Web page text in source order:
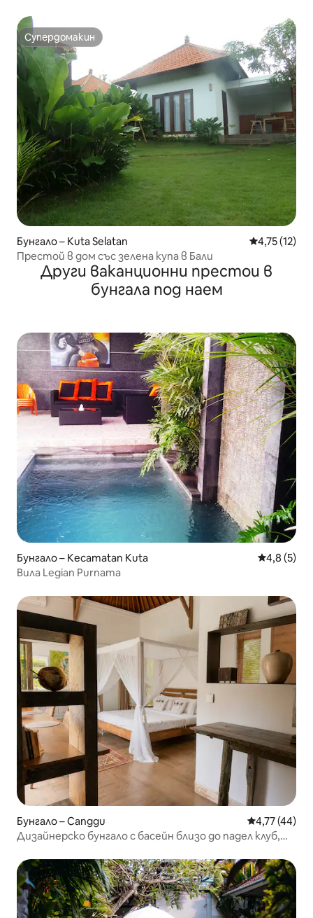
Супердомакин
Супердомакин
Бунгало – Kuta Selatan Средна
4,75 (12)
Престой в дом със зелена купа в Бали
Други ваканционни престои в
бунгала под наем
Бунгало – Kecamatan Kuta Средна
4,8 (5)
Вила Legian Purnama
Бунгало – Canggu Средна
4,77 (44)
Дизайнерско бунгало с басейн близо до падел клуб,